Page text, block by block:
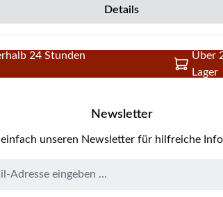
Details
24 Stunden
Über
Lager
Newsletter
unseren Newsletter für hilfreiche